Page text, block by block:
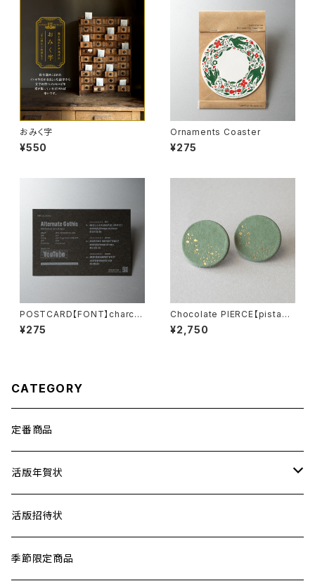
おみく字
¥550
Ornaments Coaster
¥275
POSTCARD【FONT】charco
al
¥275
Chocolate PIERCE【pistachi
o】
¥2,750
CATEGORY
定番商品
活版年賀状
差出人印刷
活版招待状
季節限定商品